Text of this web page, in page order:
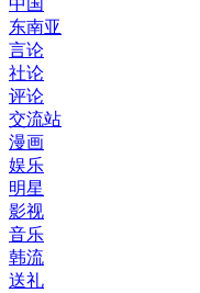
中国
东南亚
言论
社论
评论
交流站
漫画
娱乐
明星
影视
音乐
韩流
送礼